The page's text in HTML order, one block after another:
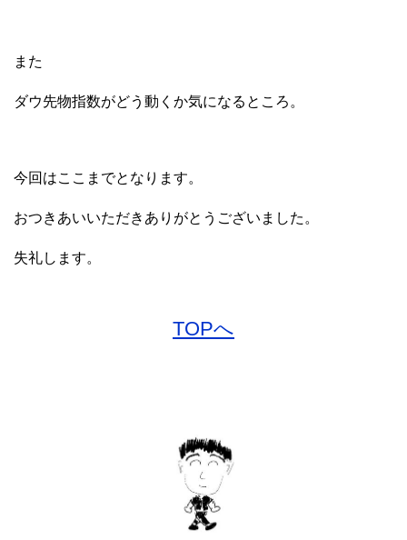
また
ダウ先物指数がどう動くか気になるところ。
今回はここまでとなります。
おつきあいいただきありがとうございました。
失礼します。
TOPへ